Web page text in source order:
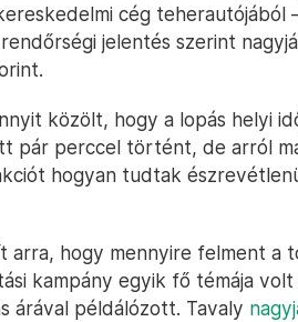
cég teherautójából
jelentés szerint
közölt, hogy a lopás helyi
pár perccel történt, de arról
hogyan tudtak
arra, hogy mennyire felment a
kampány egyik fő témája
árával példálózott. Tavaly